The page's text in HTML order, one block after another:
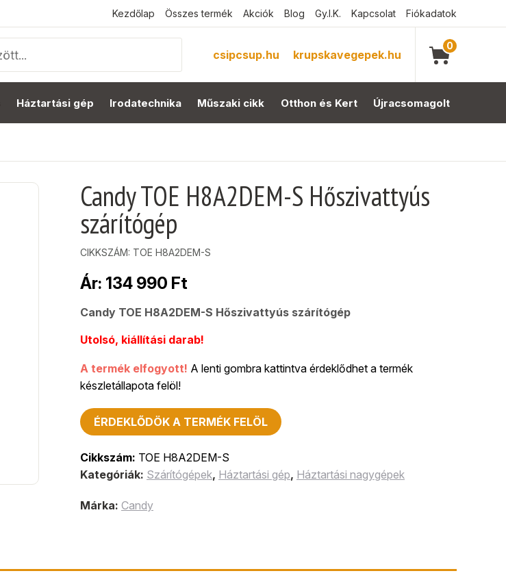
Kezdőlap Összes termék Akciók Blog Gy.I.K. Kapcsolat Fiókadatok
csipcsup.hu krupskavegepek.hu
0
Háztartási gép Irodatechnika Műszaki cikk Otthon és Kert Újracsomagolt
Candy TOE H8A2DEM-S Hőszivattyús
szárítógép
CIKKSZÁM: TOE H8A2DEM-S
Ár: 134 990 Ft
Candy TOE H8A2DEM-S Hőszivattyús szárítógép
Utolsó, kiállítási darab!
A termék elfogyott! A lenti gombra kattintva érdeklődhet a termék
készletállapota felöl!
ÉRDEKLŐDÖK A TERMÉK FELÖL
Cikkszám: TOE H8A2DEM-S
Kategóriák: Szárítógépek, Háztartási gép, Háztartási nagygépek
Márka: Candy